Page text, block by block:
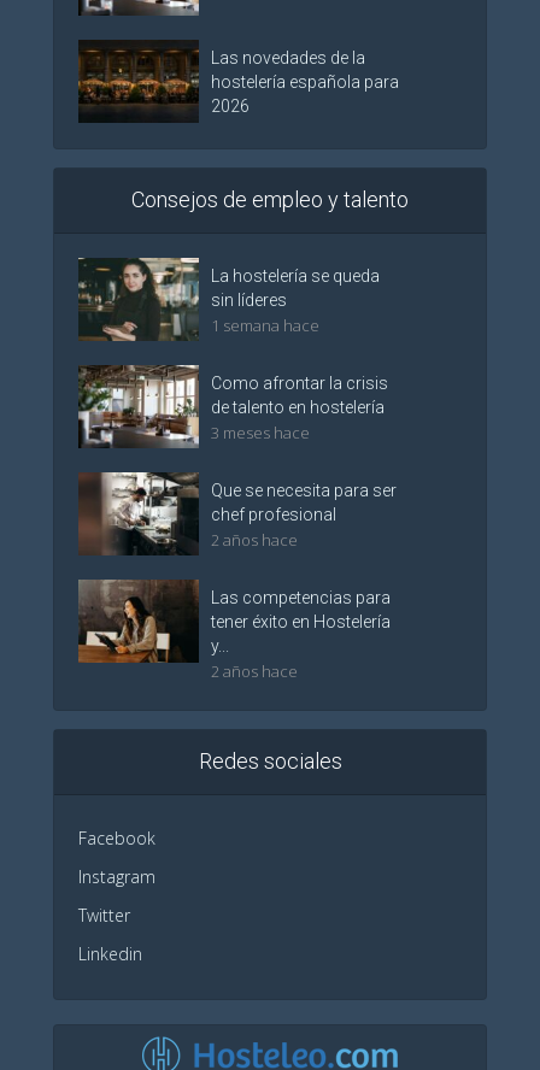
Las novedades de la
hostelería española para
2026
Consejos de empleo y talento
La hostelería se queda
sin líderes
1 semana hace
Como afrontar la crisis
de talento en hostelería
3 meses hace
Que se necesita para ser
chef profesional
2 años hace
Las competencias para
tener éxito en Hostelería
y...
2 años hace
Redes sociales
Facebook
Instagram
Twitter
Linkedin